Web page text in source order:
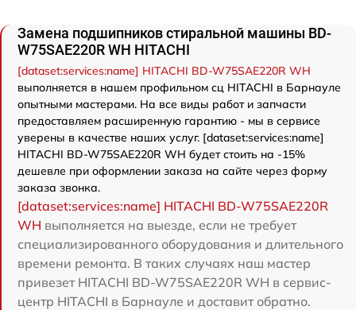
Замена подшипников стиральной машины BD-
W75SAE220R WH HITACHI
[dataset:services:name] HITACHI BD-W75SAE220R WH
выполняется в нашем профильном сц HITACHI в Барнауле
опытными мастерами. На все виды работ и запчасти
предоставляем расширенную гарантию - мы в сервисе
уверены в качестве наших услуг. [dataset:services:name]
HITACHI BD-W75SAE220R WH будет стоить на -15%
дешевле при оформлении заказа на сайте через форму
заказа звонка.
[dataset:services:name] HITACHI BD-W75SAE220R
WH выполняется на выезде, если не требует
специализированного оборудования и длительного
времени ремонта. В таких случаях наш мастер
привезет HITACHI BD-W75SAE220R WH в сервис-
центр HITACHI в Барнауле и доставит обратно.